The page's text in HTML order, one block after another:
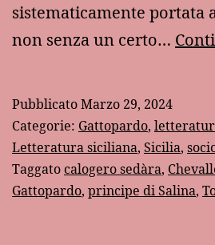
sistematicamente portata
non senza un certo…
PubblicatoMarzo 29, 2024
Categorie: Gattopardo,
Letteratura siciliana, Sicilia,
Taggatocalogero sedàra,
Gattopardo, principe di Salina,